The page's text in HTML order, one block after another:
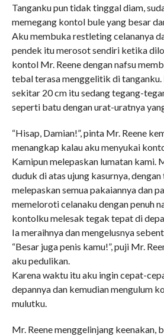
Tanganku pun tidak tinggal diam,
memegang kontol bule yang besar
Aku membuka restleting celananya
pendek itu merosot sendiri ketika
kontol Mr. Reene dengan nafsu
tebal terasa menggelitik di
sekitar 20 cm itu sedang tegang-
seperti batu dengan urat-uratnya
“Hisap, Damian!”, pinta Mr. Reene
menangkap kalau aku menyukai
Kamipun melepaskan lumatan kami.
duduk di atas ujung kasurnya,
melepaskan semua pakaiannya dan
memeloroti celanaku dengan penuh
kontolku melesak tegak tepat di
Ia meraihnya dan mengelusnya
“Besar juga penis kamu!”, puji Mr.
aku pedulikan.
Karena waktu itu aku ingin cepat-
depannya dan kemudian mengulum
mulutku.
Mr. Reene menggelinjang keenakan,